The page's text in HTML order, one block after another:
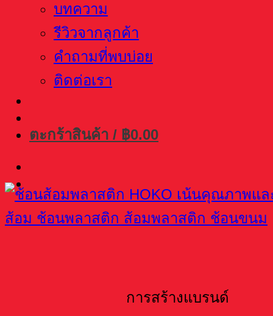
บทความ
รีวิวจากลูกค้า
คำถามที่พบบ่อย
ติดต่อเรา
ตะกร้าสินค้า / ฿0.00
การสร้างแบรนด์